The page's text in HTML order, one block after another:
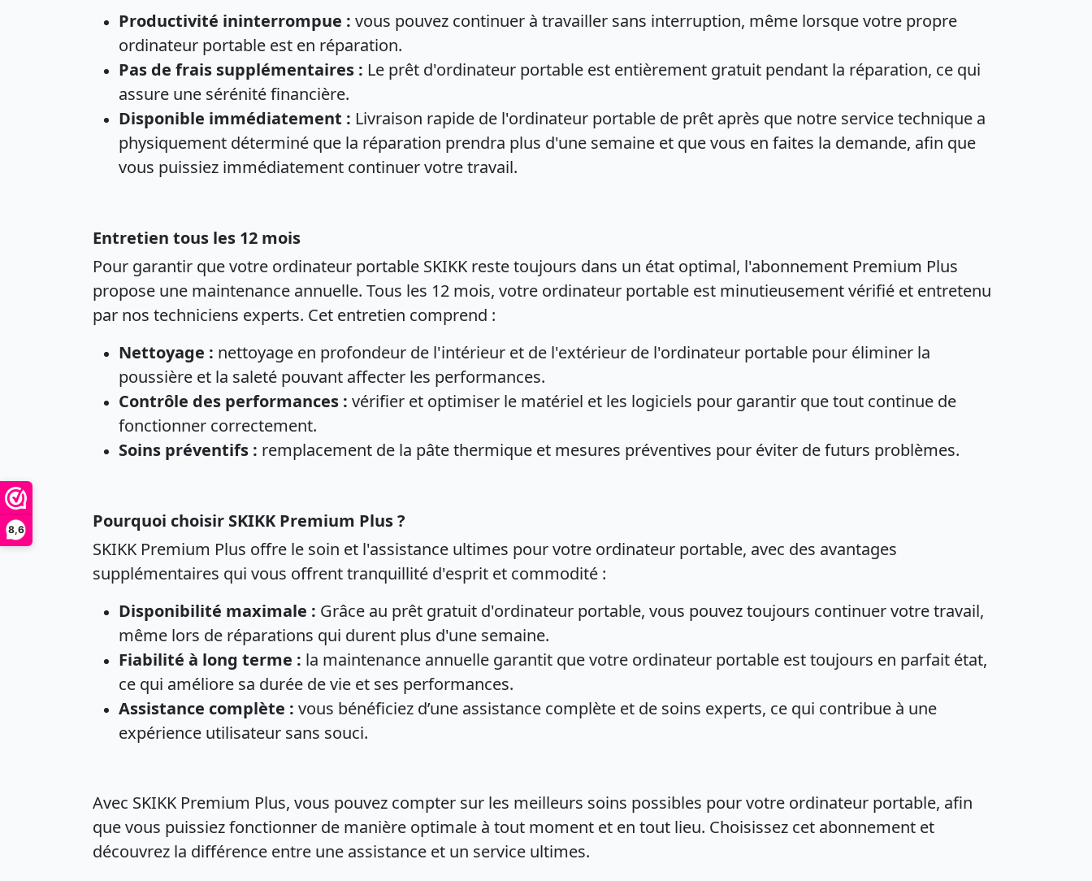
8,6
Productivité ininterrompue : vous pouvez continuer à travailler sans interruption, même lorsque votre propre
ordinateur portable est en réparation.
Pas de frais supplémentaires : Le prêt d'ordinateur portable est entièrement gratuit pendant la réparation, ce qui
assure une sérénité financière.
Disponible immédiatement : Livraison rapide de l'ordinateur portable de prêt après que notre service technique a
physiquement déterminé que la réparation prendra plus d'une semaine et que vous en faites la demande, afin que
vous puissiez immédiatement continuer votre travail.
Entretien tous les 12 mois
Pour garantir que votre ordinateur portable SKIKK reste toujours dans un état optimal, l'abonnement Premium Plus
propose une maintenance annuelle. Tous les 12 mois, votre ordinateur portable est minutieusement vérifié et entretenu
par nos techniciens experts. Cet entretien comprend :
Nettoyage : nettoyage en profondeur de l'intérieur et de l'extérieur de l'ordinateur portable pour éliminer la
poussière et la saleté pouvant affecter les performances.
Contrôle des performances : vérifier et optimiser le matériel et les logiciels pour garantir que tout continue de
fonctionner correctement.
Soins préventifs : remplacement de la pâte thermique et mesures préventives pour éviter de futurs problèmes.
Pourquoi choisir SKIKK Premium Plus ?
SKIKK Premium Plus offre le soin et l'assistance ultimes pour votre ordinateur portable, avec des avantages
supplémentaires qui vous offrent tranquillité d'esprit et commodité :
Disponibilité maximale : Grâce au prêt gratuit d'ordinateur portable, vous pouvez toujours continuer votre travail,
même lors de réparations qui durent plus d'une semaine.
Fiabilité à long terme : la maintenance annuelle garantit que votre ordinateur portable est toujours en parfait état,
ce qui améliore sa durée de vie et ses performances.
Assistance complète : vous bénéficiez d’une assistance complète et de soins experts, ce qui contribue à une
expérience utilisateur sans souci.
Avec SKIKK Premium Plus, vous pouvez compter sur les meilleurs soins possibles pour votre ordinateur portable, afin
que vous puissiez fonctionner de manière optimale à tout moment et en tout lieu. Choisissez cet abonnement et
découvrez la différence entre une assistance et un service ultimes.